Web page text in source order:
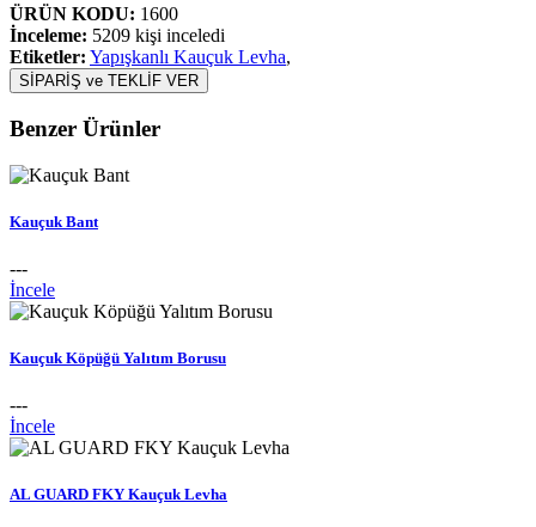
ÜRÜN KODU: 1600
İnceleme: 5209 kişi inceledi
Etiketler: Yapışkanlı Kauçuk Levha,
SİPARİŞ ve TEKLİF VER
Benzer Ürünler
Kauçuk Bant
---
İncele
Kauçuk Köpüğü Yalıtım Borusu
---
İncele
AL GUARD FKY Kauçuk Levha